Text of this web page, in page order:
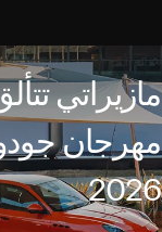
مازيراتي
مهرجان
2026